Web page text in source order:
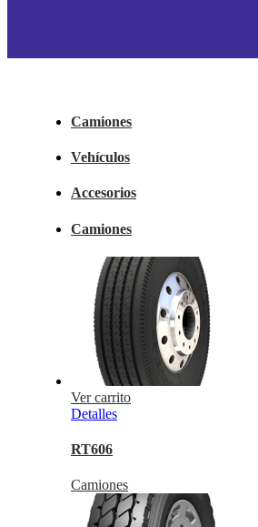
Camiones
Vehículos
Accesorios
Camiones
Ver carrito
Detalles
RT606
Camiones